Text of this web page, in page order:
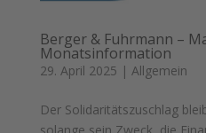
Berger & Fuhrmann –
Monatsinformation
29. April 2025 | Allgemein
Der Solidaritätszuschlag
solange sein Zweck, die